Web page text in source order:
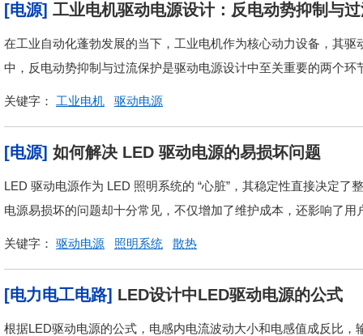
[电源] 工业电机驱动电源设计：反电动势抑制与
在工业自动化蓬勃发展的当下，工业电机作为核心动力设备，其
中，反电动势抑制与过流保护是驱动电源设计中至关重要的两个
关键字： 工业电机 驱动电源
[电源] 如何解决 LED 驱动电源的易损坏问题
LED 驱动电源作为 LED 照明系统的 “心脏”，其稳定性直接决定
电源易损坏的问题却十分常见，不仅增加了维护成本，还影响了
关键字： 驱动电源 照明系统 散热
[电力电工电路] LED设计中LED驱动电源的公式
根据LED驱动电源的公式，电感内电流波动大小和电感值成反比